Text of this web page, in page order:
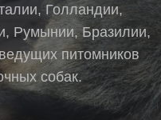
Голландии,
Румынии, Бразилии,
питомников
собак.